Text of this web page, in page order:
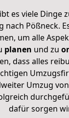
es viele Dinge
nach Pößneck.
um alle
planen und zu
dass alles
Umzug
dafür sorgen